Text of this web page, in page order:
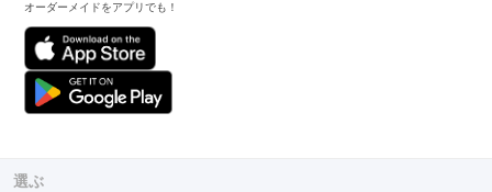
オーダーメイドをアプリでも！
選ぶ